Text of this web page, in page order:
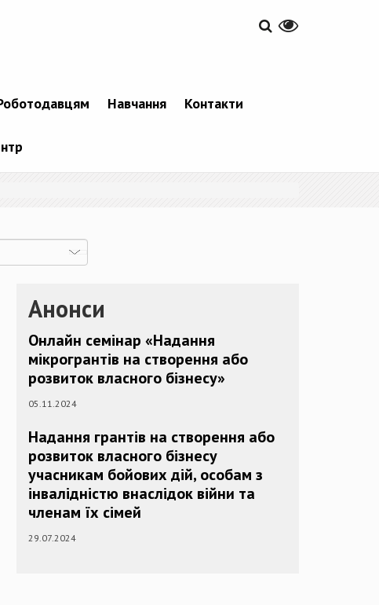
Навчання Контакти
Анонси
Онлайн семінар «Надання
мікрогрантів на створення або
розвиток власного бізнесу»
05.11.2024
Надання грантів на створення або
розвиток власного бізнесу
учасникам бойових дій, особам з
інвалідністю внаслідок війни та
членам їх сімей
29.07.2024